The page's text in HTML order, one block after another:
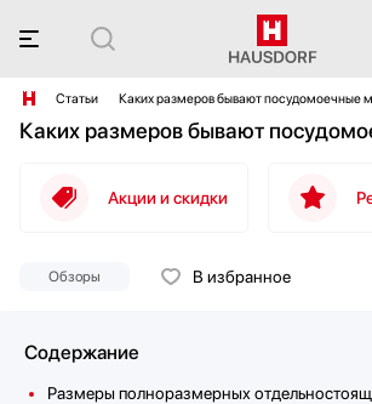
Статьи Каких размеров бывают посудомоечные
Каких размеров бывают
Акции и скидки
Обзоры В избранное
Содержание
Размеры полноразмерных